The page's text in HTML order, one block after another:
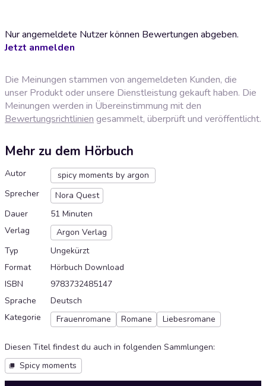
Nur angemeldete Nutzer können Bewertungen abgeben.
Jetzt anmelden
Die Meinungen stammen von angemeldeten Kunden, die
unser Produkt oder unsere Dienstleistung gekauft haben. Die
Meinungen werden in Übereinstimmung mit den
Bewertungsrichtlinien gesammelt, überprüft und veröffentlicht.
Mehr zu dem Hörbuch
Autor
spicy moments by argon
Sprecher
Nora Quest
Dauer
51 Minuten
Verlag
Argon Verlag
Typ
Ungekürzt
Format
Hörbuch Download
ISBN
9783732485147
Sprache
Deutsch
Kategorie
Frauenromane Romane Liebesromane
Diesen Titel findest du auch in folgenden Sammlungen:
Spicy moments